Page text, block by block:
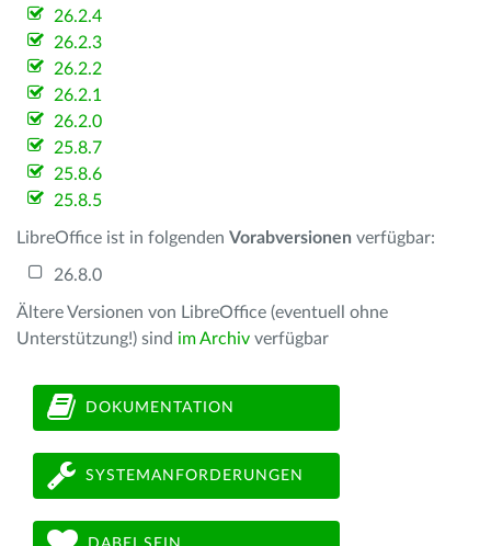
26.2.4
26.2.3
26.2.2
26.2.1
26.2.0
25.8.7
25.8.6
25.8.5
LibreOffice ist in folgenden Vorabversionen verfügbar:
26.8.0
Ältere Versionen von LibreOffice (eventuell ohne
Unterstützung!) sind im Archiv verfügbar
DOKUMENTATION
SYSTEMANFORDERUNGEN